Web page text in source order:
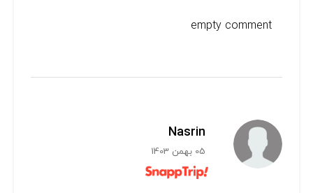
empty comment
Nasrin
05 بهمن 1403